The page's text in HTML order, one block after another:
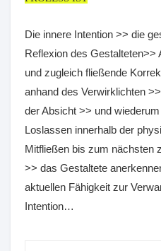
Die innere Intention >> die
Reflexion des Gestalteten>>
und zugleich fließende
anhand des Verwirklichten
der Absicht >> und
Loslassen innerhalb der
Mitfließen bis zum nächsten
>> das Gestaltete
aktuellen Fähigkeit zur
Intention…